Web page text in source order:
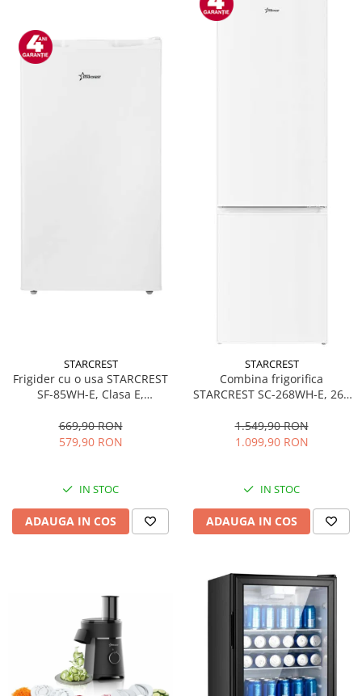
STARCREST
Frigider cu o usa STARCREST
SF-85WH-E, Clasa E,
interioara, Compartiment
gheata, H 82 cm, Alb
669,90 RON
579,90 RON
IN STOC
ADAUGA IN COS
STARCREST
Combina frigorifica
STARCREST SC-268WH-E, 268
Termostat reglabil, Iluminare
LED, Picioare ajustabile, Usi
1.549,90 RON
1.099,90 RON
IN STOC
ADAUGA IN COS